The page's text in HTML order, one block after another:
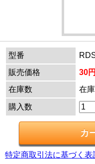
型番
販売価格
30円
在庫数
在
購入数
特定商取引法に基づく表